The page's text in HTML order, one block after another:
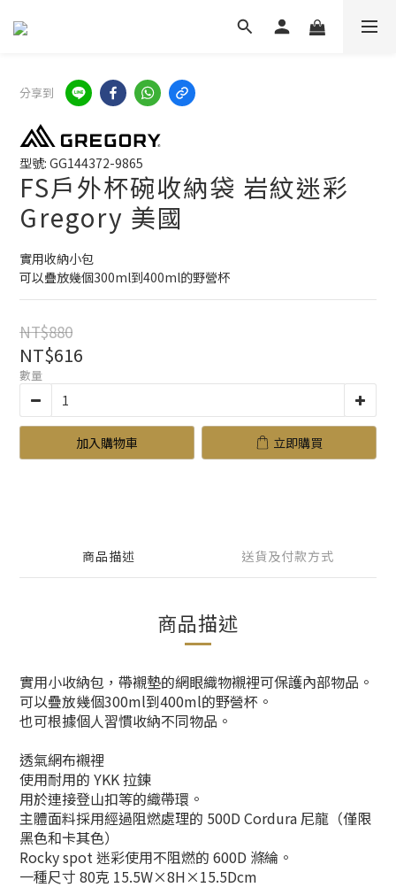
分享到
型號: GG144372-9865
FS戶外杯碗收納袋 岩紋迷彩
Gregory 美國
實用收納小包
可以疊放幾個300ml到400ml的野營杯
NT$880
NT$616
數量
加入購物車 立即購買
商品描述 送貨及付款方式
商品描述
實用小收納包，帶襯墊的網眼織物襯裡可保護內部物品。
可以疊放幾個300ml到400ml的野營杯。
也可根據個人習慣收納不同物品。
透氣網布襯裡
使用耐用的 YKK 拉鍊
用於連接登山扣等的織帶環。
主體面料採用經過阻燃處理的 500D Cordura 尼龍（僅限
黑色和卡其色）
Rocky spot 迷彩使用不阻燃的 600D 滌綸。
一種尺寸 80克 15.5W×8H×15.5Dcm